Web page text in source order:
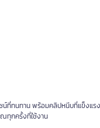
น์ที่ทนทาน พร้อมคลิปหนีบที่แข็งแร
ณทุกครั้งที่ใช้งาน